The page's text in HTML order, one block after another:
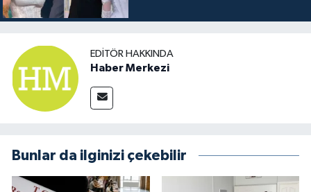
EDITÖR HAKKINDA
Haber Merkezi
Bunlar da ilginizi çekebilir